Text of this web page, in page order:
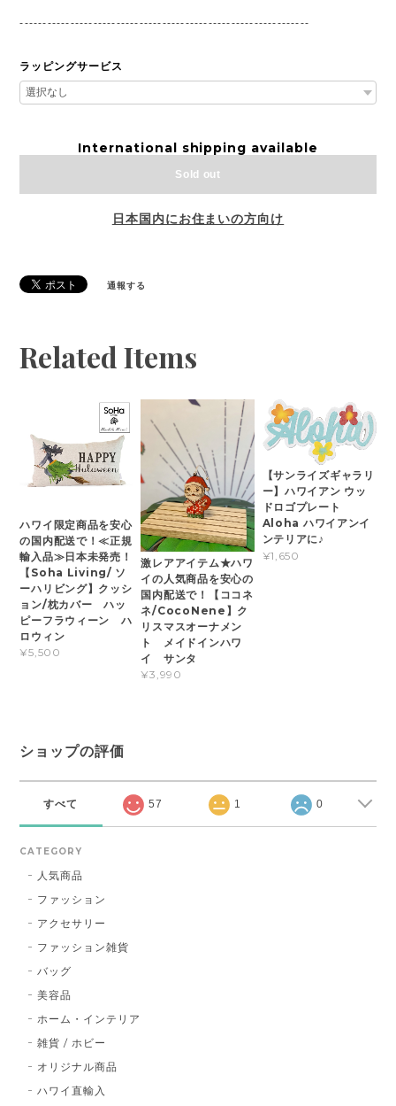
---------------------------------------------------------------
ラッピングサービス
International shipping available
Sold out
日本国内にお住まいの方向け
通報する
Related Items
ハワイ限定商品を安心
の国内配送で！≪正規
輸入品≫日本未発売！
【Soha Living/ ソ
ーハリビング】クッシ
ョン/枕カバー ハッ
ピーフラウィーン ハ
ロウィン
¥5,500
激レアアイテム★ハワ
イの人気商品を安心の
国内配送で！【ココネ
ネ/CocoNene】ク
リスマスオーナメン
ト メイドインハワ
イ サンタ
¥3,990
【サンライズギャラリ
ー】ハワイアン ウッ
ドロゴプレート
Aloha ハワイアンイ
ンテリアに♪
¥1,650
ショップの評価
すべて 57 1 0
CATEGORY
人気商品
ファッション
アクセサリー
ファッション雑貨
バッグ
美容品
ホーム・インテリア
雑貨 / ホビー
オリジナル商品
ハワイ直輸入